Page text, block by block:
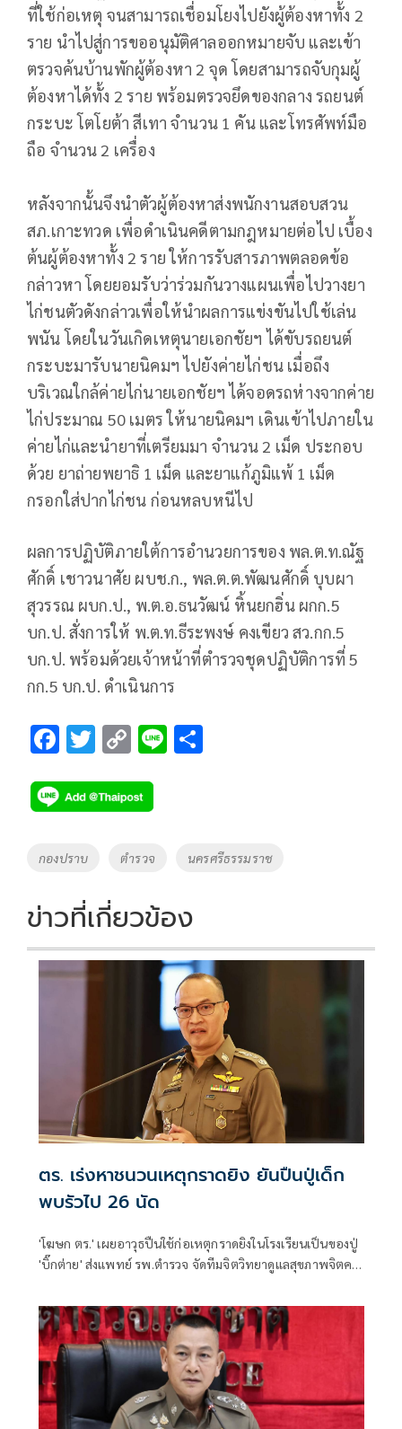
ที่ใช้ก่อเหตุ จนสามารถเชื่อมโยงไปยังผู้ต้องหาทั้ง 2
ราย นำไปสู่การขออนุมัติศาลออกหมายจับ และเข้า
ตรวจค้นบ้านพักผู้ต้องหา 2 จุด โดยสามารถจับกุมผู้
ต้องหาได้ทั้ง 2 ราย พร้อมตรวจยึดของกลาง รถยนต์
กระบะ โตโยต้า สีเทา จำนวน 1 คัน และโทรศัพท์มือ
ถือ จำนวน 2 เครื่อง
หลังจากนั้นจึงนำตัวผู้ต้องหาส่งพนักงานสอบสวน
สภ.เกาะทวด เพื่อดำเนินคดีตามกฎหมายต่อไป เบื้อง
ต้นผู้ต้องหาทั้ง 2 ราย ให้การรับสารภาพตลอดข้อ
กล่าวหา โดยยอมรับว่าร่วมกันวางแผนเพื่อไปวางยา
ไก่ชนตัวดังกล่าวเพื่อให้นำผลการแข่งขันไปใช้เล่น
พนัน โดยในวันเกิดเหตุนายเอกชัยฯ ได้ขับรถยนต์
กระบะมารับนายนิคมฯ ไปยังค่ายไก่ชน เมื่อถึง
บริเวณใกล้ค่ายไก่นายเอกชัยฯ ได้จอดรถห่างจากค่าย
ไก่ประมาณ 50 เมตร ให้นายนิคมฯ เดินเข้าไปภายใน
ค่ายไก่และนำยาที่เตรียมมา จำนวน 2 เม็ด ประกอบ
ด้วย ยาถ่ายพยาธิ 1 เม็ด และยาแก้ภูมิแพ้ 1 เม็ด
กรอกใส่ปากไก่ชน ก่อนหลบหนีไป
ผลการปฏิบัติภายใต้การอำนวยการของ พล.ต.ท.ณัฐ
ศักดิ์ เชาวนาศัย ผบช.ก., พล.ต.ต.พัฒนศักดิ์ บุบผา
สุวรรณ ผบก.ป., พ.ต.อ.ธนวัฒน์ หิ้นยกฮิ่น ผกก.5
บก.ป. สั่งการให้ พ.ต.ท.ธีระพงษ์ คงเขียว สว.กก.5
บก.ป. พร้อมด้วยเจ้าหน้าที่ตำรวจชุดปฏิบัติการที่ 5
กก.5 บก.ป. ดำเนินการ
F
e
b
o
k
T
tt
er
C
p
y
Li
k
Li
Tags
กองปราบ ตำรวจ นครศรีธรรมราช
ข่าวที่เกี่ยวข้อง
ตร. เร่งหาชนวนเหตุกราดยิง ยันปืนปู่เด็ก
พบรัวไป 26 นัด
'โฆษก ตร.' เผยอาวุธปืนใช้ก่อเหตุกราดยิงในโรงเรียนเป็นของปู่
'บิ๊กต่าย' ส่งแพทย์ รพ.ตำรวจ จัดทีมจิตวิทยาดูแลสุขภาพจิตครู